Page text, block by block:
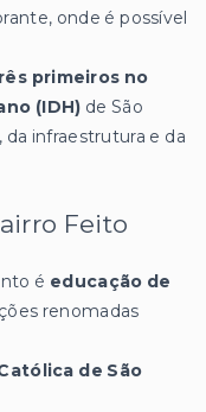
onde é possível
primeiros no
(IDH) de São
infraestrutura e da
Feito
é educação de
renomadas
de São